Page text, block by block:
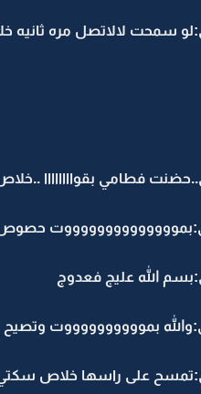
سمحت لالاتصل مره ثانيه
فطامي بقواااااااا
الله عليج فعدوج
بمووووووووووت وتصيح
على راسها خلاص